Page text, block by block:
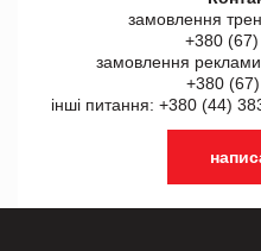
замовлення
+380
замовлення
+380
інші питання: +380 (44)